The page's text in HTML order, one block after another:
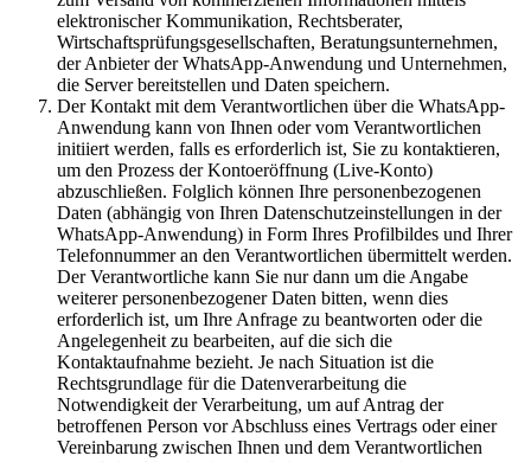
elektronischer Kommunikation, Rechtsberater,
Wirtschaftsprüfungsgesellschaften, Beratungsunternehmen,
der Anbieter der WhatsApp-Anwendung und Unternehmen,
die Server bereitstellen und Daten speichern.
Der Kontakt mit dem Verantwortlichen über die WhatsApp-
Anwendung kann von Ihnen oder vom Verantwortlichen
initiiert werden, falls es erforderlich ist, Sie zu kontaktieren,
um den Prozess der Kontoeröffnung (Live-Konto)
abzuschließen. Folglich können Ihre personenbezogenen
Daten (abhängig von Ihren Datenschutzeinstellungen in der
WhatsApp-Anwendung) in Form Ihres Profilbildes und Ihrer
Telefonnummer an den Verantwortlichen übermittelt werden.
Der Verantwortliche kann Sie nur dann um die Angabe
weiterer personenbezogener Daten bitten, wenn dies
erforderlich ist, um Ihre Anfrage zu beantworten oder die
Angelegenheit zu bearbeiten, auf die sich die
Kontaktaufnahme bezieht. Je nach Situation ist die
Rechtsgrundlage für die Datenverarbeitung die
Notwendigkeit der Verarbeitung, um auf Antrag der
betroffenen Person vor Abschluss eines Vertrags oder einer
Vereinbarung zwischen Ihnen und dem Verantwortlichen